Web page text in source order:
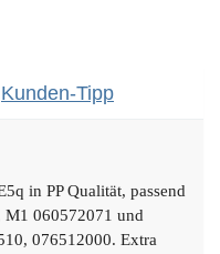
Kunden-Tipp
in PP Qualität, passend
M1 060572071 und
076512000. Extra